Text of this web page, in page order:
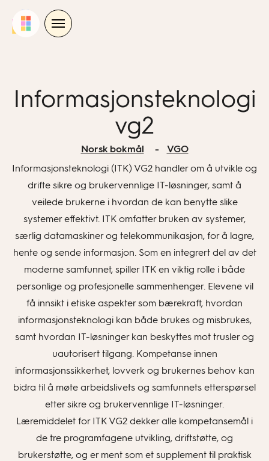
Informasjonsteknologi
vg2
Norsk bokmål
VGO
Informasjonsteknologi (ITK) VG2 handler om å utvikle og
drifte sikre og brukervennlige IT-løsninger, samt å
veilede brukerne i hvordan de kan benytte slike
systemer effektivt. ITK omfatter bruken av systemer,
særlig datamaskiner og telekommunikasjon, for å lagre,
hente og sende informasjon. Som en integrert del av det
moderne samfunnet, spiller ITK en viktig rolle i både
personlige og profesjonelle sammenhenger. Elevene vil
få innsikt i etiske aspekter som bærekraft, hvordan
informasjonsteknologi kan både brukes og misbrukes,
samt hvordan IT-løsninger kan beskyttes mot trusler og
uautorisert tilgang. Kompetanse innen
informasjonssikkerhet, lovverk og brukernes behov kan
bidra til å møte arbeidslivets og samfunnets etterspørsel
etter sikre og brukervennlige IT-løsninger.
Læremiddelet for ITK VG2 dekker alle kompetansemål i
de tre programfagene utvikling, driftstøtte, og
brukerstøtte, og er ment som et supplement til praktisk